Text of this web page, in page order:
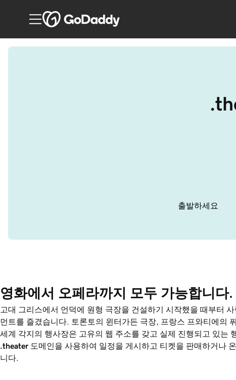
출발하세요
영화에서 오페라까지 모두 가능합니다.
고대 그리스에서 언덕에 원형 극장을 건설하기 시작했을 때부터
먼트를 즐겼습니다. 토론토의 윈터가든 극장, 프랑스 프와티에의
세계 각지의 행사장은 고유의 웹 주소를 갖고 실제 진행되고 있는
.theater 도메인을 사용하여 일정을 게시하고 티켓을 판매하거나
니다.